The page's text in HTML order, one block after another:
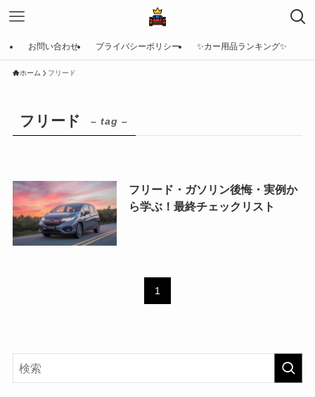
お問い合わせ プライバシーポリシー ✨カー用品ランキング✨
ホーム フリード
フリード – tag –
フリード・ガソリン後悔・実例か
ら学ぶ！最終チェックリスト
1